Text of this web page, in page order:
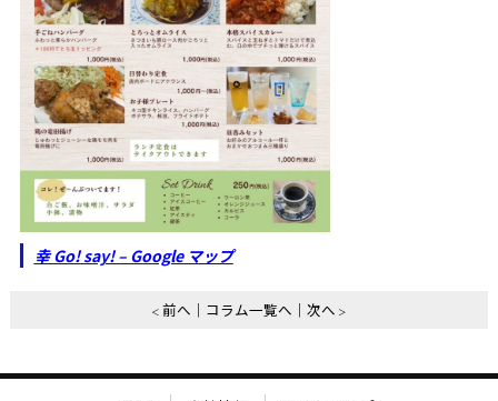
幸 Go! say! – Google マップ
前へ コラム一覧へ 次へ